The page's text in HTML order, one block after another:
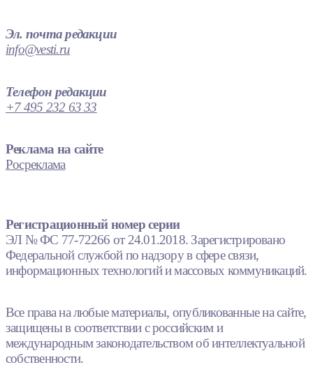
Эл. почта редакции
info@vesti.ru
Телефон редакции
+7 495 232 63 33
Реклама на сайте
Росреклама
Регистрационный номер серии
ЭЛ № ФС 77-72266 от 24.01.2018. Зарегистрировано
Федеральной службой по надзору в сфере связи,
информационных технологий и массовых коммуникаций.
Все права на любые материалы, опубликованные на сайте,
защищены в соответствии с российским и
международным законодательством об интеллектуальной
собственности.